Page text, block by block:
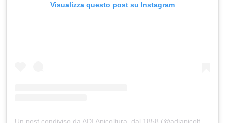
Visualizza questo post su Instagram